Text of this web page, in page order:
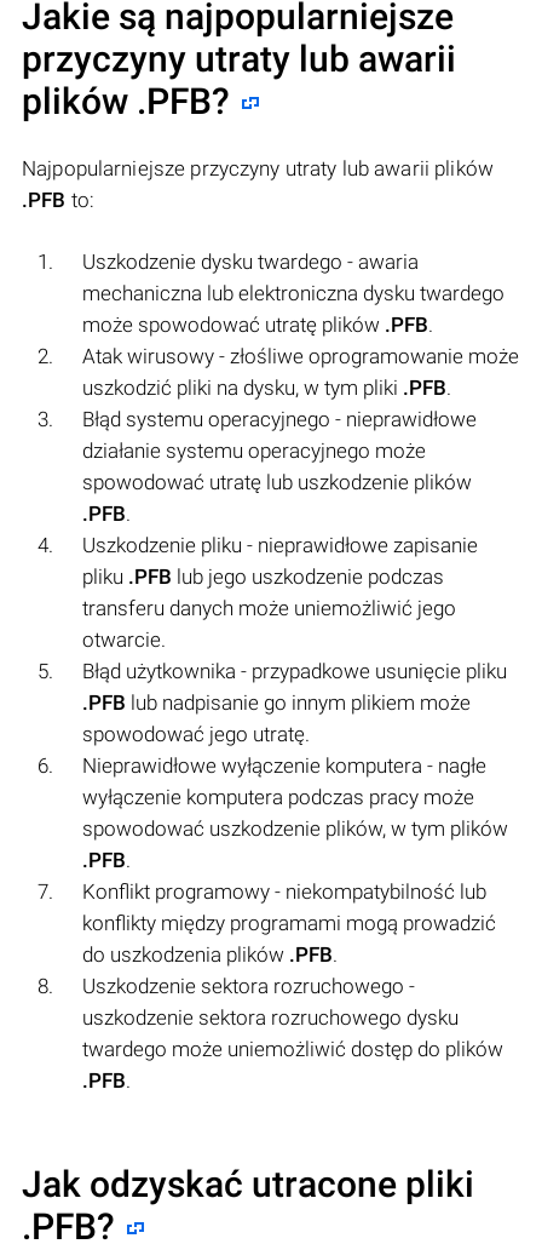
Jakie są najpopularniejsze
przyczyny utraty lub awarii
plików .PFB?
Najpopularniejsze przyczyny utraty lub awarii plików
.PFB to:
Uszkodzenie dysku twardego - awaria
mechaniczna lub elektroniczna dysku twardego
może spowodować utratę plików .PFB.
Atak wirusowy - złośliwe oprogramowanie może
uszkodzić pliki na dysku, w tym pliki .PFB.
Błąd systemu operacyjnego - nieprawidłowe
działanie systemu operacyjnego może
spowodować utratę lub uszkodzenie plików
.PFB.
Uszkodzenie pliku - nieprawidłowe zapisanie
pliku .PFB lub jego uszkodzenie podczas
transferu danych może uniemożliwić jego
otwarcie.
Błąd użytkownika - przypadkowe usunięcie pliku
.PFB lub nadpisanie go innym plikiem może
spowodować jego utratę.
Nieprawidłowe wyłączenie komputera - nagłe
wyłączenie komputera podczas pracy może
spowodować uszkodzenie plików, w tym plików
.PFB.
Konflikt programowy - niekompatybilność lub
konflikty między programami mogą prowadzić
do uszkodzenia plików .PFB.
Uszkodzenie sektora rozruchowego -
uszkodzenie sektora rozruchowego dysku
twardego może uniemożliwić dostęp do plików
.PFB.
Jak odzyskać utracone pliki
.PFB?